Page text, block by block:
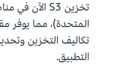
المتحدة)، مما
تكاليف التخزين
التطبيق.